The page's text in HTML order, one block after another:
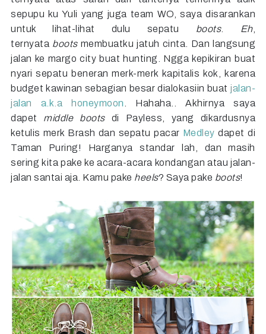
sepupu ku Yuli yang juga team WO, saya disarankan
untuk lihat-lihat dulu sepatu boots. Eh,
ternyata bootsmembuatku jatuh cinta. Dan langsung
jalan ke margo city buat hunting. Ngga kepikiran buat
nyari sepatu beneran merk-merk kapitalis kok, karena
budget kawinan sebagian besar dialokasiin buat jalan-
jalan a.k.a honeymoon . Hahaha.. Akhirnya saya
dapet middle boots di Payless, yang dikardusnya
ketulis merk Brash dan sepatu pacar Medley dapet di
Taman Puring! Harganya standar lah, dan masih
sering kita pake ke acara-acara kondangan atau jalan-
jalan santai aja. Kamu pake heels? Saya pake boots!